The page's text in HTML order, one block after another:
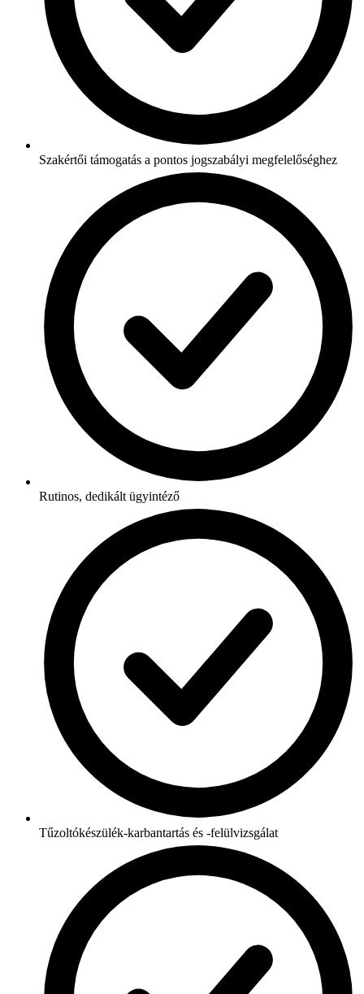
Szakértői támogatás a pontos jogszabályi megfelelőséghez
Rutinos, dedikált ügyintéző
Tűzoltókészülék-karbantartás és -felülvizsgálat